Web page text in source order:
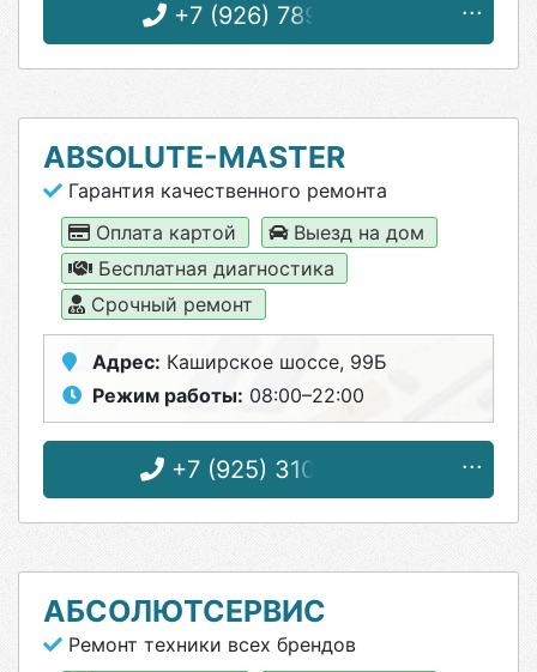
+7 (926) 789-15-64
ABSOLUTE-MASTER
Гарантия качественного ремонта
Оплата картой
Выезд на дом
Бесплатная диагностика
Срочный ремонт
Адрес: Каширское шоссе, 99Б
Режим работы: 08:00–22:00
+7 (925) 310-42-47
АБСОЛЮТСЕРВИС
Ремонт техники всех брендов